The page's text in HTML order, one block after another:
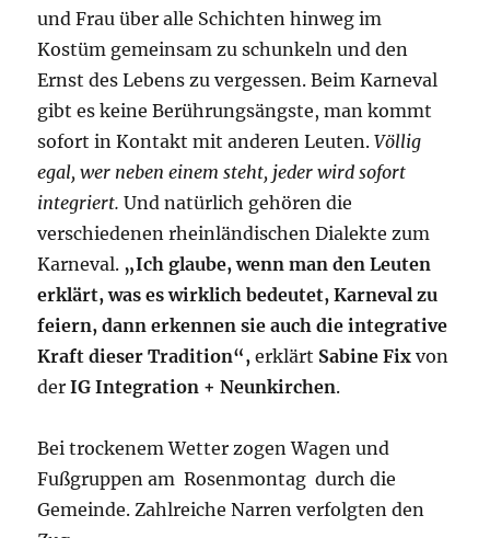
und Frau über alle Schichten hinweg im
Kostüm gemeinsam zu schunkeln und den
Ernst des Lebens zu vergessen. Beim Karneval
gibt es keine Berührungsängste, man kommt
sofort in Kontakt mit anderen Leuten.Völlig
egal, wer neben einem steht, jeder wird sofort
integriert. Und natürlich gehören die
verschiedenen rheinländischen Dialekte zum
Karneval. „Ich glaube, wenn man den Leuten
erklärt, was es wirklich bedeutet, Karneval zu
feiern, dann erkennen sie auch die integrative
Kraft dieser Tradition“, erklärt Sabine Fix von
derIG Integration + Neunkirchen.
Bei trockenem Wetter zogen Wagen und
Fußgruppen am Rosenmontag durch die
Gemeinde. Zahlreiche Narren verfolgten den